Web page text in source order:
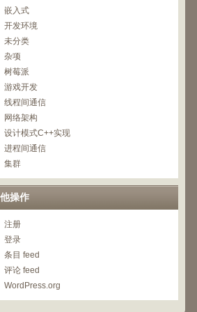
嵌入式
开发环境
未分类
杂项
树莓派
游戏开发
线程间通信
网络架构
设计模式C++实现
进程间通信
集群
操作
注册
登录
条目 feed
评论 feed
WordPress.org